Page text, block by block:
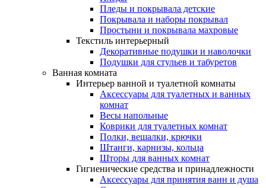
Пледы и покрывала детские
Покрывала и наборы покрывал
Простыни и покрывала махровые
Текстиль интерьерный
Декоративные подушки и наволочки
Подушки для стульев и табуретов
Ванная комната
Интерьер ванной и туалетной комнаты
Аксессуары для туалетных и ванных
комнат
Весы напольные
Коврики для туалетных комнат
Полки, вешалки, крючки
Штанги, карнизы, кольца
Шторы для ванных комнат
Гигиенические средства и принадлежности
Аксессуары для принятия ванн и душа